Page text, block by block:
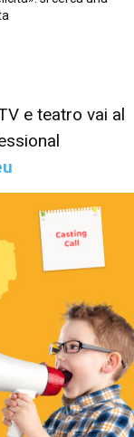
e teatro vai al